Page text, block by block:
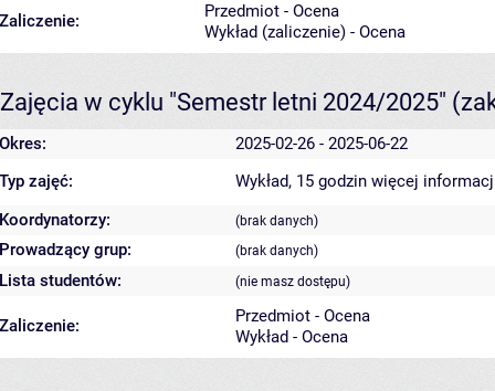
Zaliczenie:
Przedmiot - Ocena
Wykład (zaliczenie) - Ocena
Zajęcia w cyklu "Semestr letni 2024/2025"
Okres:
2025-02-26 - 2025-06-22
Typ zajęć:
Wykład, 15 godzin więcej
Koordynatorzy:
(brak danych)
Prowadzący grup: (brak danych)
Lista studentów: (nie masz dostępu)
Zaliczenie:
Przedmiot - Ocena
Wykład - Ocena